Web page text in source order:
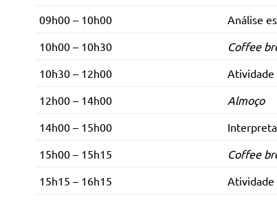
09h00 – 10h00 Análise
10h00 – 10h30
Coffee
10h30 – 12h00
Atividade
12h00 – 14h00
Almoço
14h00 – 15h00
15h00 – 15h15
Coffee
15h15 – 16h15
Atividade